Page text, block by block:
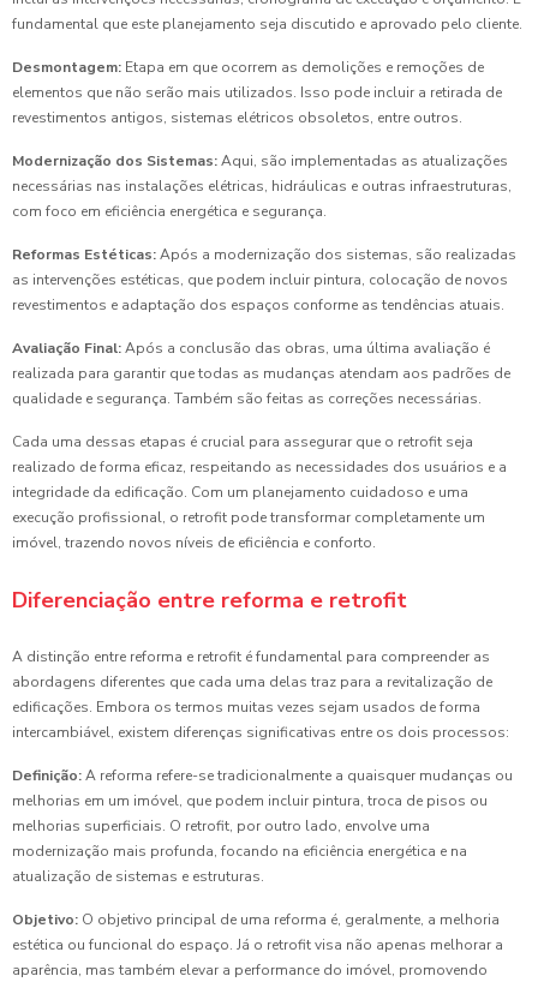
fundamental que este planejamento seja discutido e aprovado pelo cliente.
Desmontagem: Etapa em que ocorrem as demolições e remoções de
elementos que não serão mais utilizados. Isso pode incluir a retirada de
revestimentos antigos, sistemas elétricos obsoletos, entre outros.
Modernização dos Sistemas:Aqui, são implementadas as atualizações
necessárias nas instalações elétricas, hidráulicas e outras infraestruturas,
com foco em eficiência energética e segurança.
Reformas Estéticas:Após a modernização dos sistemas, são realizadas
as intervenções estéticas, que podem incluir pintura, colocação de novos
revestimentos e adaptação dos espaços conforme as tendências atuais.
Avaliação Final:Após a conclusão das obras, uma última avaliação é
realizada para garantir que todas as mudanças atendam aos padrões de
qualidade e segurança. Também são feitas as correções necessárias.
Cada uma dessas etapas é crucial para assegurar que o retrofit seja
realizado de forma eficaz, respeitando as necessidades dos usuários e a
integridade da edificação. Com um planejamento cuidadoso e uma
execução profissional, o retrofit pode transformar completamente um
imóvel, trazendo novos níveis de eficiência e conforto.
Diferenciação entre reforma e retrofit
A distinção entre reforma e retrofit é fundamental para compreender as
abordagens diferentes que cada uma delas traz para a revitalização de
edificações. Embora os termos muitas vezes sejam usados de forma
intercambiável, existem diferenças significativas entre os dois processos:
Definição:A reforma refere-se tradicionalmente a quaisquer mudanças ou
melhorias em um imóvel, que podem incluir pintura, troca de pisos ou
melhorias superficiais. O retrofit, por outro lado, envolve uma
modernização mais profunda, focando na eficiência energética e na
atualização de sistemas e estruturas.
Objetivo: O objetivo principal de uma reforma é, geralmente, a melhoria
estética ou funcional do espaço. Já o retrofit visa não apenas melhorar a
aparência, mas também elevar a performance do imóvel, promovendo